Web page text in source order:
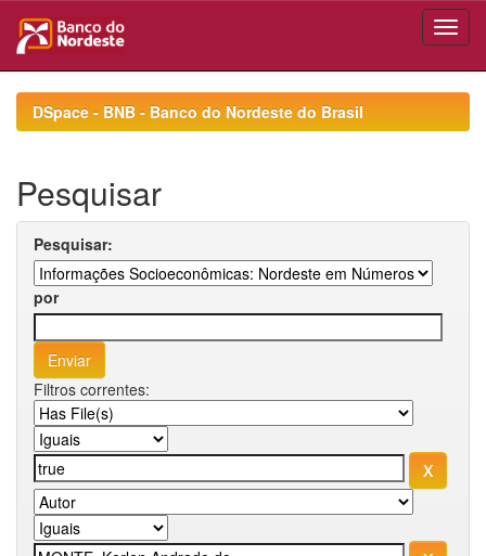
navigationDSpace - BNB - Banco do Nordeste do Brasil
Pesquisar
Pesquisar:
por
Filtros correntes: